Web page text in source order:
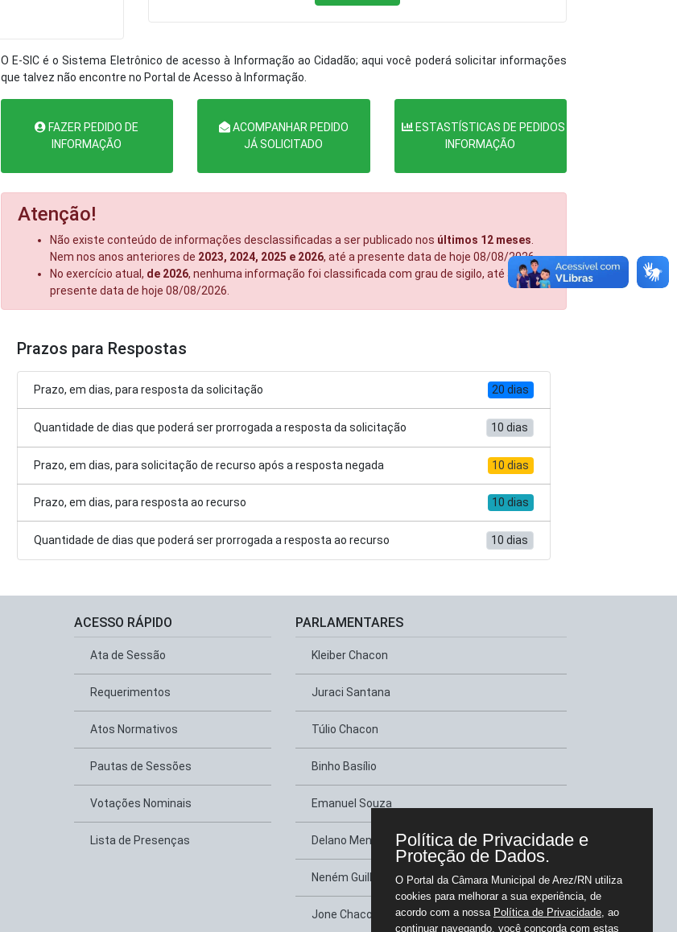
O E-SIC é o Sistema Eletrônico de acesso à Informação ao Cidadão; aqui você poderá solicitar informações
que talvez não encontre no Portal de Acesso à Informação.
FAZER PEDIDO DE
INFORMAÇÃO
ACOMPANHAR PEDIDO
JÁ SOLICITADO
ESTASTÍSTICAS DE PEDIDOS
INFORMAÇÃO
Atenção!
Não existe conteúdo de informações desclassificadas a ser publicado nos últimos 12 meses
Nem nos anos anteriores de 2023, 2024, 2025 e 2026, até a presente data de hoje 08/08/2026.
No exercício atual, de 2026, nenhuma informação foi classificada com grau de sigilo, até a
presente data de hoje 08/08/2026.
Prazos para Respostas
Prazo, em dias, para resposta da solicitação 20 dias
Quantidade de dias que poderá ser prorrogada a resposta da solicitação 10 dias
Prazo, em dias, para solicitação de recurso após a resposta negada 10 dias
Prazo, em dias, para resposta ao recurso 10 dias
Quantidade de dias que poderá ser prorrogada a resposta ao recurso 10 dias
ACESSO RÁPIDO
Ata de Sessão
Requerimentos
Atos Normativos
Pautas de Sessões
Votações Nominais
Lista de Presenças
PARLAMENTARES
Kleiber Chacon
Juraci Santana
Túlio Chacon
Binho Basílio
Emanuel Souza
Delano Menezes
Neném Guilherme
Jone Chacon
Política de Privacidade e
Proteção de Dados.
O Portal da Câmara Municipal de Arez/RN utiliza
cookies para melhorar a sua experiência, de
acordo com a nossa Política de Privacidade, ao
continuar navegando, você concorda com estas